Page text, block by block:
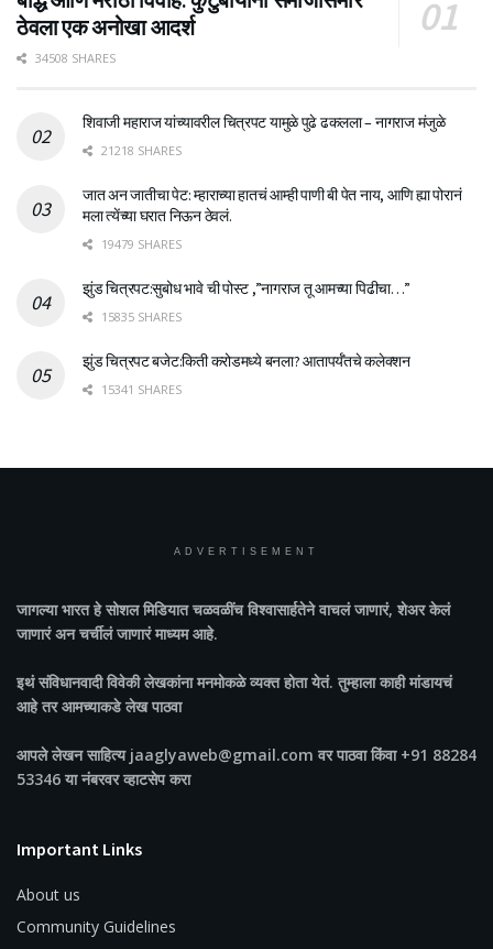
ठेवला एक अनोखा आदर्श
34508 SHARES
शिवाजी महाराज यांच्यावरील चित्रपट यामुळे पुढे ढकलला – नागराज मंजुळे
21218 SHARES
जात अन जातीचा पेट: म्हाराच्या हातचं आम्ही पाणी बी पेत नाय, आणि ह्या पोरानं
मला त्येंच्या घरात निऊन ठेवलं.
19479 SHARES
झुंड चित्रपट:सुबोध भावे ची पोस्ट ,”नागराज तू आमच्या पिढीचा…”
15835 SHARES
झुंड चित्रपट बजेट:किती करोडमध्ये बनला? आतापर्यँतचे कलेक्शन
15341 SHARES
ADVERTISEMENT
जागल्या भारतहे सोशल मिडियात चळवळींच विश्वासार्हतेने वाचलं जाणारं, शेअर केलं
जाणारं अन चर्चीलं जाणारं माध्यम आहे.
इथं संविधानवादी विवेकी लेखकांना मनमोकळे व्यक्त होता येतं. तुम्हाला काही मांडायचं
आहे तर आमच्याकडे लेख पाठवा
आपले लेखन साहित्य jaaglyaweb@gmail.com वर पाठवा किंवा +91 88284
53346 या नंबरवर व्हाटसेप करा
Important Links
About us
Community Guidelines